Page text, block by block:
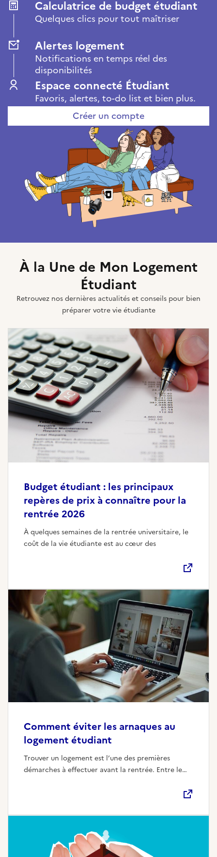
Calculatrice de budget étudiant
Quelques clics pour tout maîtriser
Alertes logement
Notifications en temps réel des
disponibilités
Espace connecté Étudiant
Favoris, alertes, to-do list et bien plus.
Créer un compte
À la Une de Mon Logement
Étudiant
Retrouvez nos dernières actualités et conseils pour bien
préparer votre vie étudiante
Budget étudiant : les principaux
repères de prix à connaître pour la
rentrée 2026
À quelques semaines de la rentrée universitaire, le
coût de la vie étudiante est au cœur des
Comment éviter les arnaques au
logement étudiant
Trouver un logement est l’une des premières
démarches à effectuer avant la rentrée. Entre le